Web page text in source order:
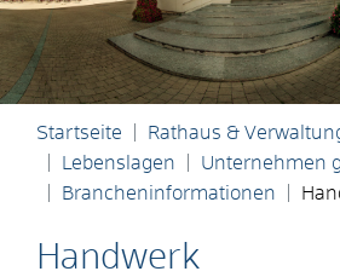
Startseite Rathaus &
Lebenslagen
Unternehmen
Brancheninformationen
Handwerk